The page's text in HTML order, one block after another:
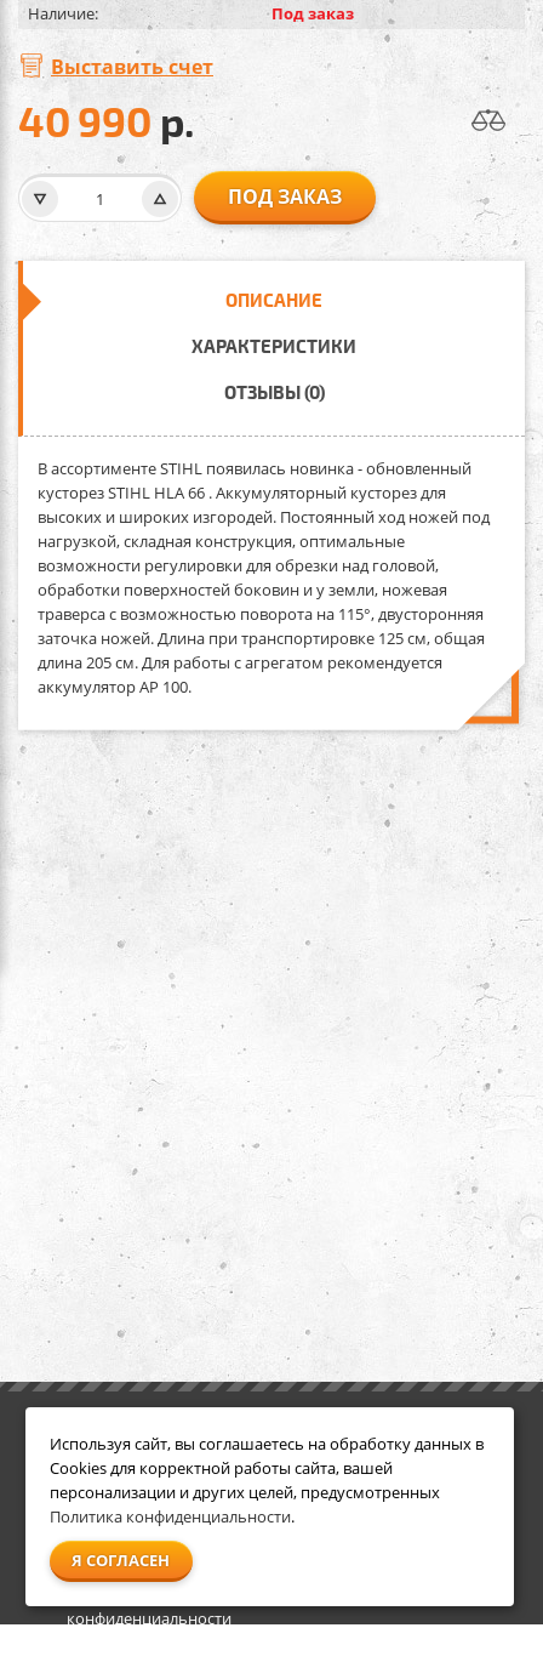
Наличие:
Под заказ
Выставить счет
40 990р.
ПОД ЗАКАЗ
ОПИСАНИЕ
ХАРАКТЕРИСТИКИ
ОТЗЫВЫ (0)
В ассортименте STIHL появилась новинка - обновленный
кусторез STIHL HLA 66 . Аккумуляторный кусторез для
высоких и широких изгородей. Постоянный ход ножей под
нагрузкой, складная конструкция, оптимальные
возможности регулировки для обрезки над головой,
обработки поверхностей боковин и у земли, ножевая
траверса с возможностью поворота на 115°, двусторонняя
заточка ножей. Длина при транспортировке 125 см, общая
длина 205 см. Для работы с агрегатом рекомендуется
аккумулятор AP 100.
Условия возврата
О компании
Доставка
Оплата
Гарантия и сервис
конфиденциальности
Акции
Используя сайт, вы соглашаетесь на обработку данных в
Cookies для корректной работы сайта, вашей
персонализации и других целей, предусмотренных
Политика конфиденциальности.
Я СОГЛАСЕН